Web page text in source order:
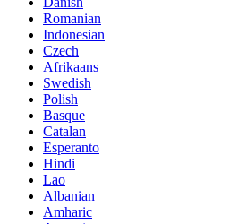
Romanian
Indonesian
Czech
Afrikaans
Swedish
Polish
Basque
Catalan
Esperanto
Hindi
Lao
Albanian
Amharic